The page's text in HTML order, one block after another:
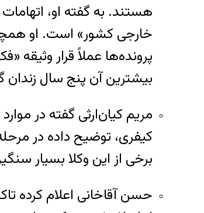
هستند. به گفته او،
خارجی کشور» است. او
بیشترین آن پنج سال
کیفری، توضیح داده در
برخی از این وکلا بسیار
حسن آقاخانی اعلام کرده